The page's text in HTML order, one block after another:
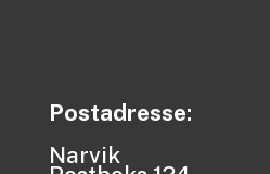
Postadresse:
Narvik